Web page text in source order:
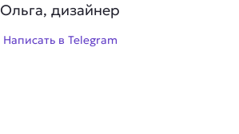
Ольга, дизайнер
Написать в Telegram